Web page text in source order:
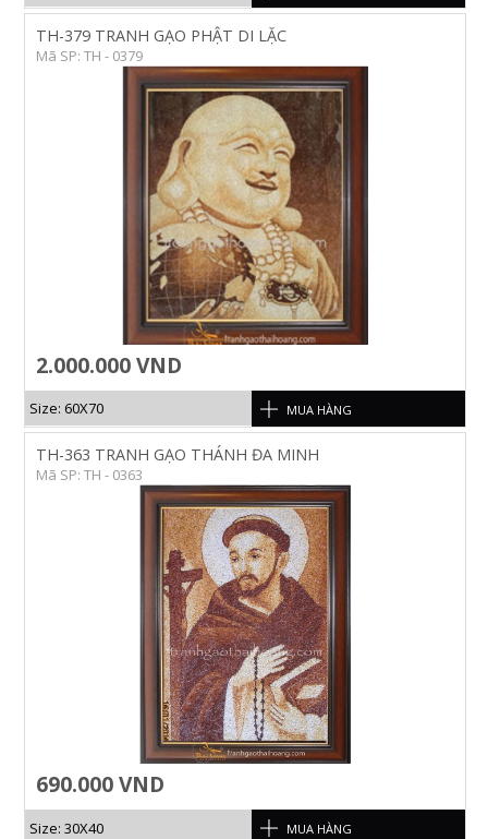
TH-379 TRANH GẠO PHẬT DI LẶC
Mã SP: TH - 0379
2.000.000 VND
Size: 60X70 MUA HÀNG
TH-363 TRANH GẠO THÁNH ĐA MINH
Mã SP: TH - 0363
690.000 VND
Size: 30X40 MUA HÀNG